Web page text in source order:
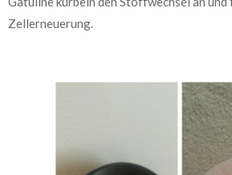
Zellerneuerung.